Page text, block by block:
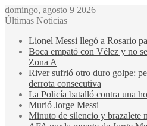
domingo, agosto 9 2026
Últimas Noticias
Lionel Messi llegó a Rosario
Boca empató con Vélez y no
Zona A
River sufrió otro duro golpe:
derrota consecutiva
La Policía batalló contra una
Murió Jorge Messi
Minuto de silencio y brazalete